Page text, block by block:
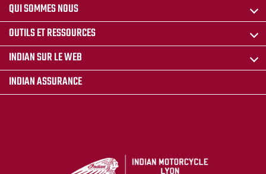
QUI SOMMES NOUS
OUTILS ET RESSOURCES
INDIAN SUR LE WEB
INDIAN ASSURANCE